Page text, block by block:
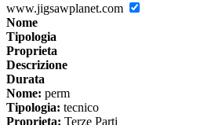
www.jigsawplanet.com
Nome
Tipologia
Proprieta
Descrizione
Durata
Nome: perm
Tipologia: tecnico
Proprieta: Terze Parti